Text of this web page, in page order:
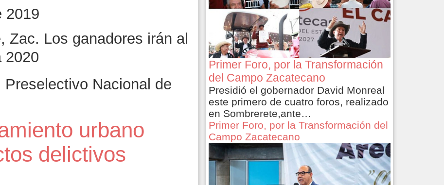
2019
Zac. Los ganadores irán al
2020
Nacional de
urbano
delictivos
Primer Foro, por la Transformación
del Campo Zacatecano
Presidió el gobernador David Monreal
este primero de cuatro foros, realizado
en Sombrerete,ante…
Primer Foro, por la Transformación del
Campo Zacatecano